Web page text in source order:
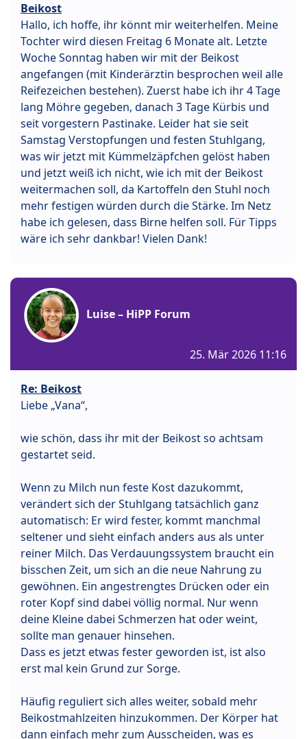
Beikost
Hallo, ich hoffe, ihr könnt mir weiterhelfen. Meine
Tochter wird diesen Freitag 6 Monate alt. Letzte
Woche Sonntag haben wir mit der Beikost
angefangen (mit Kinderärztin besprochen weil alle
Reifezeichen bestehen). Zuerst habe ich ihr 4 Tage
lang Möhre gegeben, danach 3 Tage Kürbis und
seit vorgestern Pastinake. Leider hat sie seit
Samstag Verstopfungen und festen Stuhlgang,
was wir jetzt mit Kümmelzäpfchen gelöst haben
und jetzt weiß ich nicht, wie ich mit der Beikost
weitermachen soll, da Kartoffeln den Stuhl noch
mehr festigen würden durch die Stärke. Im Netz
habe ich gelesen, dass Birne helfen soll. Für Tipps
wäre ich sehr dankbar! Vielen Dank!
Luise – HiPP Forum
25. Mär 2026 11:16
Re: Beikost
Liebe „Vana“,
wie schön, dass ihr mit der Beikost so achtsam
gestartet seid.
Wenn zu Milch nun feste Kost dazukommt,
verändert sich der Stuhlgang tatsächlich ganz
automatisch: Er wird fester, kommt manchmal
seltener und sieht einfach anders aus als unter
reiner Milch. Das Verdauungssystem braucht ein
bisschen Zeit, um sich an die neue Nahrung zu
gewöhnen. Ein angestrengtes Drücken oder ein
roter Kopf sind dabei völlig normal. Nur wenn
deine Kleine dabei Schmerzen hat oder weint,
sollte man genauer hinsehen.
Dass es jetzt etwas fester geworden ist, ist also
erst mal kein Grund zur Sorge.
Häufig reguliert sich alles weiter, sobald mehr
Beikostmahlzeiten hinzukommen. Der Körper hat
dann einfach mehr zum Ausscheiden, was es